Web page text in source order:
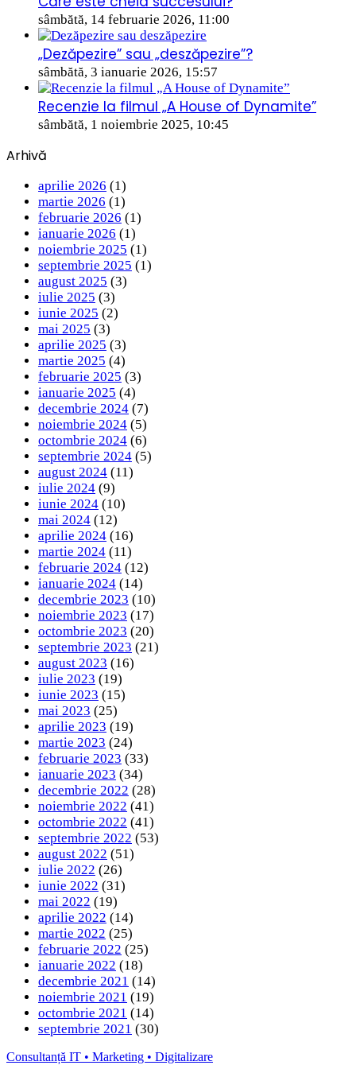
sâmbătă, 14 februarie 2026, 11:00
„Dezăpezire” sau „deszăpezire”?
sâmbătă, 3 ianuarie 2026, 15:57
Recenzie la filmul „A House of Dynamite”
sâmbătă, 1 noiembrie 2025, 10:45
Arhivă
aprilie 2026 (1)
martie 2026 (1)
februarie 2026 (1)
ianuarie 2026 (1)
noiembrie 2025 (1)
septembrie 2025 (1)
august 2025 (3)
iulie 2025 (3)
iunie 2025 (2)
mai 2025 (3)
aprilie 2025 (3)
martie 2025 (4)
februarie 2025 (3)
ianuarie 2025 (4)
decembrie 2024 (7)
noiembrie 2024 (5)
octombrie 2024 (6)
septembrie 2024 (5)
august 2024 (11)
iulie 2024 (9)
iunie 2024 (10)
mai 2024 (12)
aprilie 2024 (16)
martie 2024 (11)
februarie 2024 (12)
ianuarie 2024 (14)
decembrie 2023 (10)
noiembrie 2023 (17)
octombrie 2023 (20)
septembrie 2023 (21)
august 2023 (16)
iulie 2023 (19)
iunie 2023 (15)
mai 2023 (25)
aprilie 2023 (19)
martie 2023 (24)
februarie 2023 (33)
ianuarie 2023 (34)
decembrie 2022 (28)
noiembrie 2022 (41)
octombrie 2022 (41)
septembrie 2022 (53)
august 2022 (51)
iulie 2022 (26)
iunie 2022 (31)
mai 2022 (19)
aprilie 2022 (14)
martie 2022 (25)
februarie 2022 (25)
ianuarie 2022 (18)
decembrie 2021 (14)
noiembrie 2021 (19)
octombrie 2021 (14)
septembrie 2021 (30)
Consultanță IT • Marketing • Digitalizare